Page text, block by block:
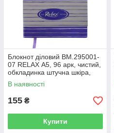
Блокнот діловий BM.295001-
07 RELAX А5, 96 арк, чистий,
обкладинка штучна шкіра,
фіолетовий (50)
В наявності
155 ₴
Купити